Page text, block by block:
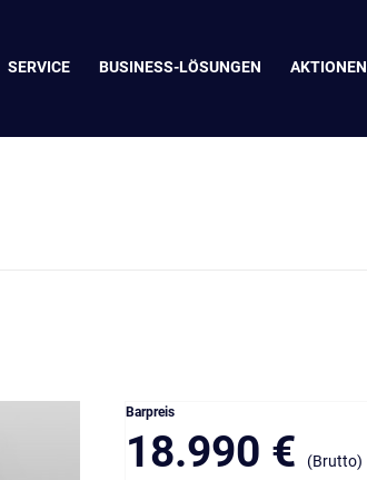
SERVICE BUSINESS-LÖSUNGEN AKTIONEN
Barpreis
18.990 € (Brutto)